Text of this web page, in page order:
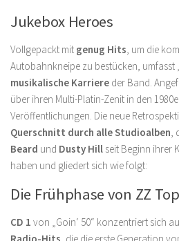
Jukebox Heroes
Vollgepackt mit genug Hits , um die
Autobahnkneipe zu bestücken, umfasst
musikalische Karriere der Band.
über ihren Multi-Platin-Zenit in den
Veröffentlichungen. Die neue
Querschnitt durch alle Studioalben
Beard und Dusty Hill seit Beginn ihrer
haben und gliedert sich wie folgt:
Die Frühphase von ZZ Top
CD 1 von „Goin‘ 50“ konzentriert sich